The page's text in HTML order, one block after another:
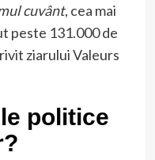
cuvânt, cea mai
peste 131.000 de
ziarului Valeurs
politice